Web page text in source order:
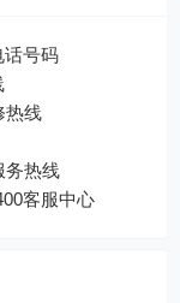
话号码
热线
务热线
客服中心